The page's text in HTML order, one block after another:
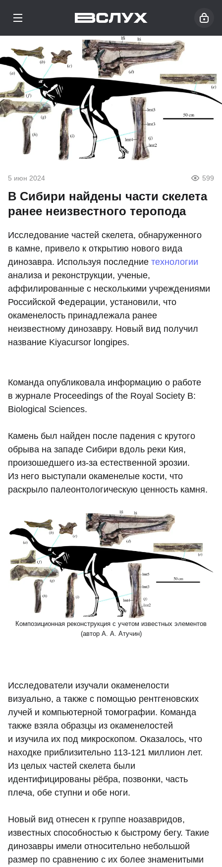
5 июн 2024 599
В Сибири найдены части скелета
ранее неизвестного теропода
Исследование частей скелета, обнаруженного
в камне, привело к открытию нового вида
динозавра. Используя последние технологии
анализа и реконструкции, ученые,
аффилированные с несколькими учреждениями
Российской Федерации, установили, что
окаменелость принадлежала ранее
неизвестному динозавру. Новый вид получил
название Kiyacursor longipes.
Команда опубликовала информацию о работе
в журнале Proceedings of the Royal Society B:
Biological Sciences.
Камень был найден после падения с крутого
обрыва на западе Сибири вдоль реки Кия,
произошедшего из-за естественной эрозии.
Из него выступали окаменелые кости, что
раскрыло палеонтологическую ценность камня.
Композиционная реконструкция с учетом известных элементов
(автор А. А. Атучин)
Исследователи изучали окаменелости
визуально, а также с помощью рентгеновских
лучей и компьютерной томографии. Команда
также взяла образцы из окаменелостей
и изучила их под микроскопом. Оказалось, что
находке приблизительно 113-121 миллион лет.
Из целых частей скелета были
идентифицированы рёбра, позвонки, часть
плеча, обе ступни и обе ноги.
Новый вид отнесен к группе ноазавридов,
известных способностью к быстрому бегу. Такие
динозавры имели относительно небольшой
размер по сравнению с их более знаменитыми